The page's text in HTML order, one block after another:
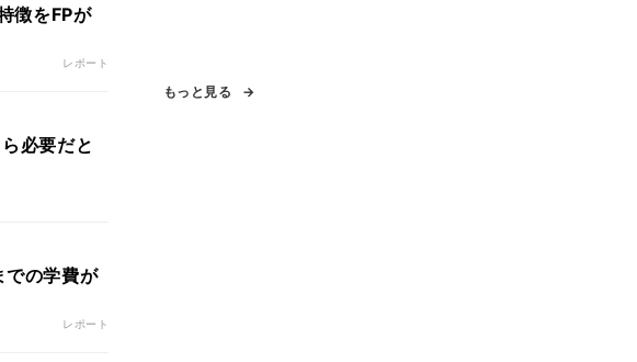
徴をFPが
レポート
必要だと
での学費が
レポート
もっと見る